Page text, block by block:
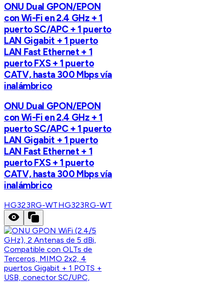
ONU Dual GPON/EPON
con Wi-Fi en 2.4 GHz + 1
puerto SC/APC + 1 puerto
LAN Gigabit + 1 puerto
LAN Fast Ethernet + 1
puerto FXS + 1 puerto
CATV, hasta 300 Mbps vía
inalámbrico
ONU Dual GPON/EPON
con Wi-Fi en 2.4 GHz + 1
puerto SC/APC + 1 puerto
LAN Gigabit + 1 puerto
LAN Fast Ethernet + 1
puerto FXS + 1 puerto
CATV, hasta 300 Mbps vía
inalámbrico
HG323RG-WTHG323RG-WT